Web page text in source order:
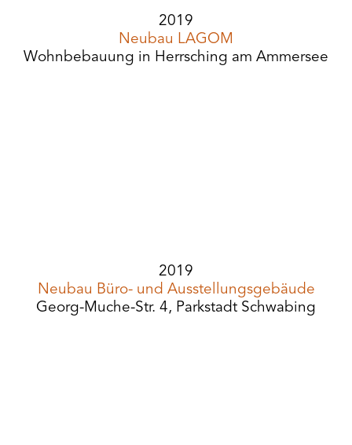
2019
Neubau LAGOM
Wohnbebauung in Herrsching am Ammersee
2019
Neubau Büro- und Ausstellungsgebäude
Georg-Muche-Str. 4, Parkstadt Schwabing